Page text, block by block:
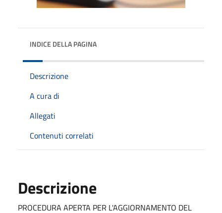
INDICE DELLA PAGINA
Descrizione
A cura di
Allegati
Contenuti correlati
Descrizione
PROCEDURA APERTA PER L'AGGIORNAMENTO DEL